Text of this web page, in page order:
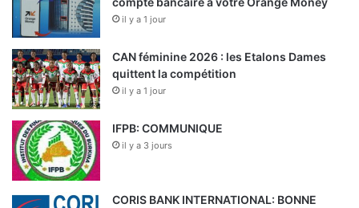
il y a 1 jour
CAN féminine 2026 : les Etalons Dames
quittent la compétition
il y a 1 jour
IFPB: COMMUNIQUE
il y a 3 jours
CORIS BANK INTERNATIONAL: BONNE